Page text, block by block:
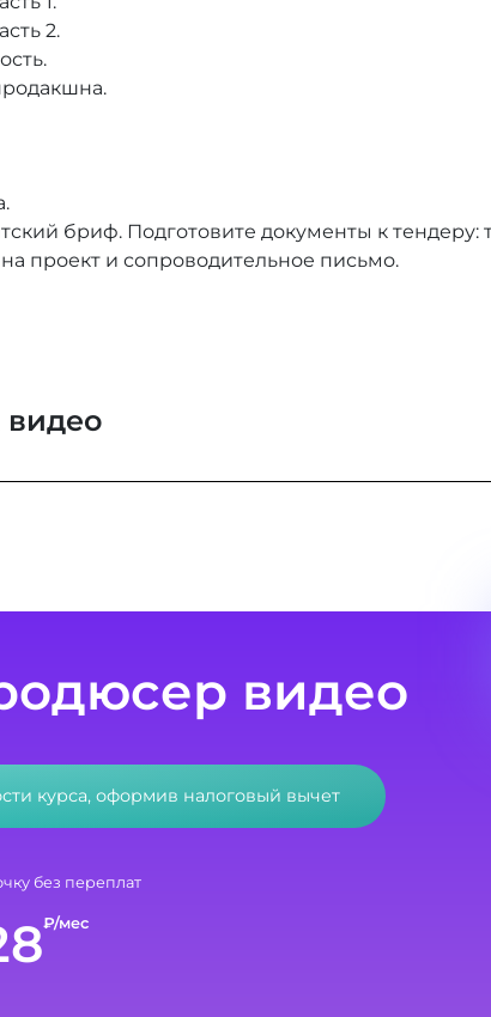
2.
бриф. Подготовите документы к
проект и сопроводительное письмо.
видео
курса, оформив налоговый вычет
без переплат
₽/мес